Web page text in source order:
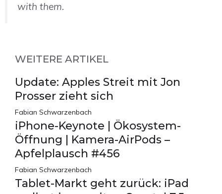
with them.
WEITERE ARTIKEL
Update: Apples Streit mit Jon
Prosser zieht sich
Fabian Schwarzenbach
iPhone-Keynote | Ökosystem-
Öffnung | Kamera-AirPods –
Apfelplausch #456
Fabian Schwarzenbach
Tablet-Markt geht zurück: iPad